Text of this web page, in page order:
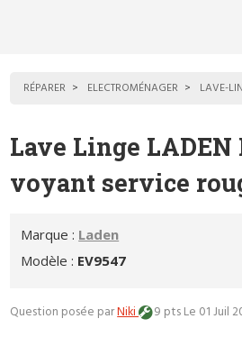
RÉPARER ELECTROMÉNAGER LAVE-
Lave Linge LADEN
voyant service
Marque : Laden
Modèle : EV9547
Question posée parNiki 9 ptsLe 01 Juil